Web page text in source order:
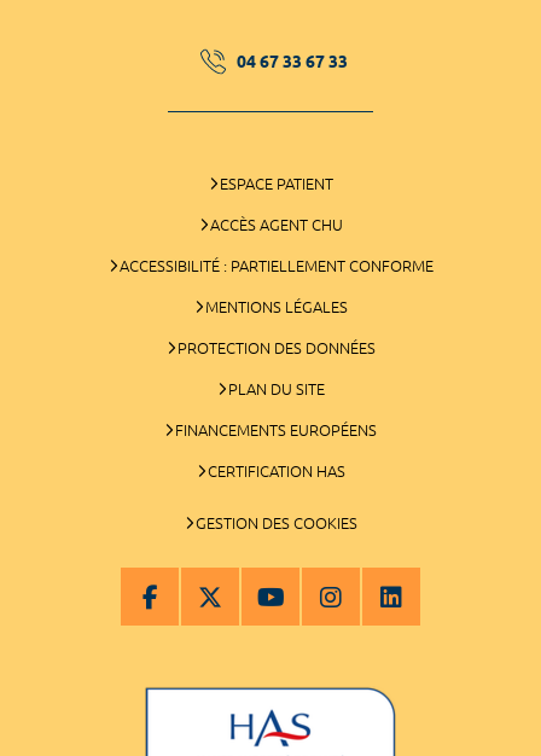
04 67 33 67 33
ESPACE PATIENT
ACCÈS AGENT CHU
ACCESSIBILITÉ : PARTIELLEMENT CONFORME
MENTIONS LÉGALES
PROTECTION DES DONNÉES
PLAN DU SITE
FINANCEMENTS EUROPÉENS
CERTIFICATION HAS
GESTION DES COOKIES